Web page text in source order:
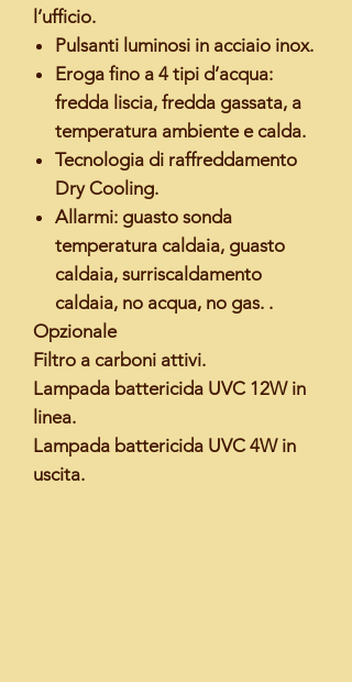
l’ufficio.
Pulsanti luminosi in acciaio inox.
Eroga fino a 4 tipi d’acqua:
fredda liscia, fredda gassata, a
temperatura ambiente e calda.
Tecnologia di raffreddamento
Dry Cooling.
Allarmi: guasto sonda
temperatura caldaia, guasto
caldaia, surriscaldamento
caldaia, no acqua, no gas. .
Opzionale
Filtro a carboni attivi.
Lampada battericida UVC 12W in
linea.
Lampada battericida UVC 4W in
uscita.